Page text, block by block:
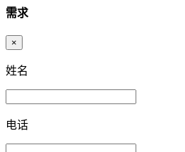
需求
×
姓名
电话